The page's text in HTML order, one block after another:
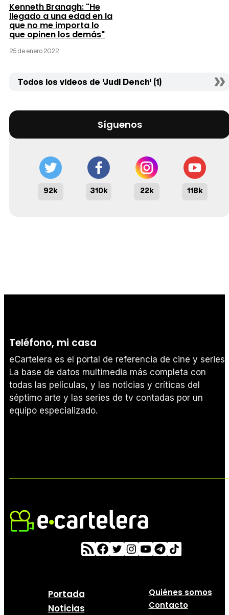
Kenneth Branagh: "He
llegado a una edad en la
que no me importa lo
que opinen los demás"
25 de enero 2022
Todos los vídeos de 'Judi Dench' (1)
Síguenos
92k 310k 22k 118k
Teléfono, mi casa
eCartelera es el portal de referencia de cine y series.
La base de datos multimedia más completa con
todas las películas, y las noticias y críticas del
séptimo arte y las series de tv contadas por un
equipo especializado.
Portada
Noticias
Quiénes somos
Contacto